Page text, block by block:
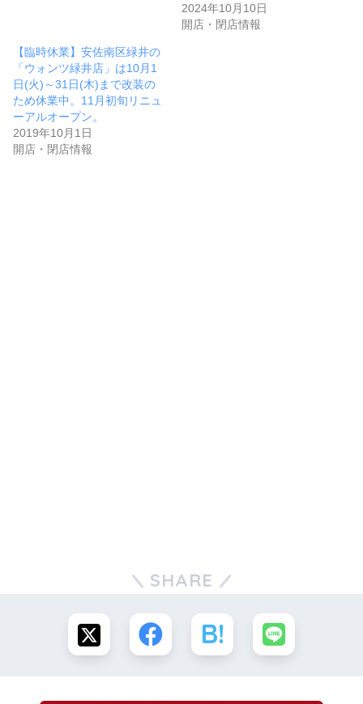
2024年10月10日
開店・閉店情報
【臨時休業】安佐南区緑井の
「ウォンツ緑井店」は10月1
日(火)～31日(木)まで改装の
ため休業中。11月初旬リニュ
ーアルオープン。
2019年10月1日
開店・閉店情報
SHARE